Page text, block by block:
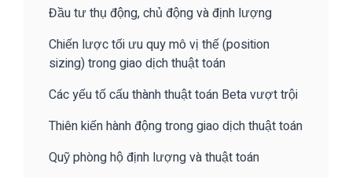
Đầu tư thụ động, chủ động và định lượng
Chiến lược tối ưu quy mô vị thế (position
sizing) trong giao dịch thuật toán
Các yếu tố cấu thành thuật toán Beta vượt trội
Thiên kiến hành động trong giao dịch thuật toán
Quỹ phòng hộ định lượng và thuật toán